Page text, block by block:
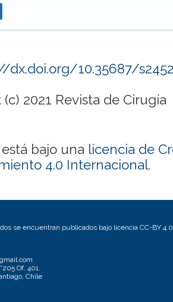
dx.doi.org/10.35687/
2021 Revista de Cirugía
bajo una licencia de
4.0 Internacional.
se encuentran publicados bajo licencia CC-BY 4.0
Of. 401.
Chile